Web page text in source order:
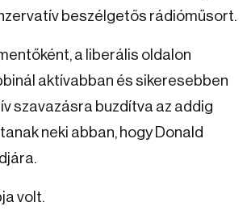
beszélgetős rádióműsort.
a liberális oldalon
aktívabban és sikeresebben
szavazásra buzdítva az addig
neki abban, hogy Donald
volt.